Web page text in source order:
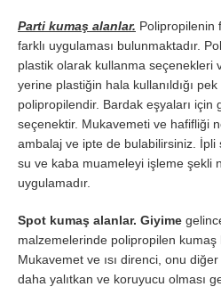
Parti kumaş alanlar. Polipropilenin
farklı uygulaması bulunmaktadır.
plastik olarak kullanma seçenekleri
yerine plastiğin hala kullanıldığı pek
polipropilendir. Bardak eşyaları için
seçenektir. Mukavemeti ve hafifliği
ambalaj ve ipte de bulabilirsiniz. İpli
su ve kaba muameleyi işleme şekli
uygulamadır.
Spot kumaş alanlar. Giyime
malzemelerinde polipropilen kumaş
Mukavemet ve ısı direnci, onu
daha yalıtkan ve koruyucu olması